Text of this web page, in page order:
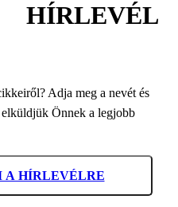
HÍRLEVÉL
Adja meg a nevét és
Önnek a legjobb
A HÍRLEVÉLRE